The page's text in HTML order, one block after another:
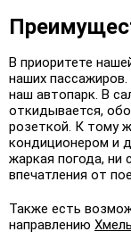
В приоритете
наших
наш автопарк. В
откидывается,
розеткой. К тому
кондиционером и
жаркая погода, ни
впечатления от
Также есть
направлению